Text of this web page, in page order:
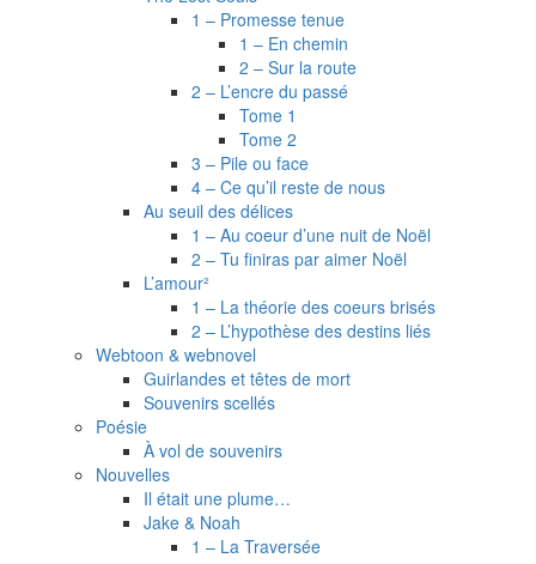
1 – Promesse tenue
1 – En chemin
2 – Sur la route
2 – L’encre du passé
Tome 1
Tome 2
3 – Pile ou face
4 – Ce qu’il reste de nous
Au seuil des délices
1 – Au coeur d’une nuit de Noël
2 – Tu finiras par aimer Noël
L’amour²
1 – La théorie des coeurs brisés
2 – L’hypothèse des destins liés
Webtoon & webnovel
Guirlandes et têtes de mort
Souvenirs scellés
Poésie
À vol de souvenirs
Nouvelles
Il était une plume…
Jake & Noah
1 – La Traversée